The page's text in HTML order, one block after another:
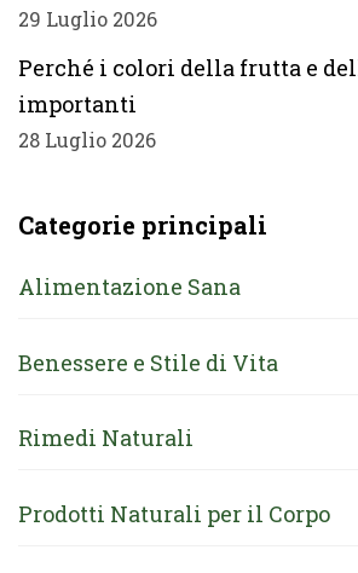
29 Luglio 2026
Perché i colori della frutta e
importanti
28 Luglio 2026
Categorie principali
Alimentazione Sana
Benessere e Stile di Vita
Rimedi Naturali
Prodotti Naturali per il Corpo